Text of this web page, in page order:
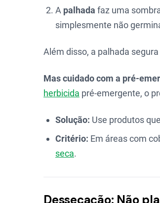
A palhada faz uma
simplesmente não
Além disso, a palhada
Mas cuidado com a pré-
herbicida pré-emergente, o
Solução: Use produtos
Critério: Em áreas com
seca.
Dessecação: Não